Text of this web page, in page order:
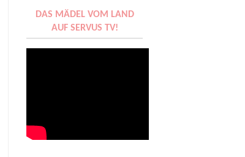
DAS MÄDEL VOM LAND
AUF SERVUS TV!